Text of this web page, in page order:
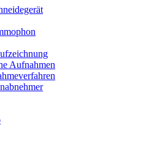
Aufnahmen